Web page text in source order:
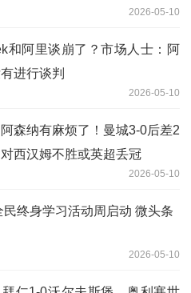
2026-05-10
和阿里谈崩了？市场人士：阿
进行谈判
2026-05-10
森纳有麻烦了！曼城3-0后差2
西汉姆不胜或英超丢冠
2026-05-10
民终身学习活动周启动 微头条
2026-05-10